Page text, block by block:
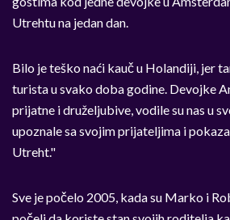
Utrehtu na jedan dan.
Bilo je teško naći kauč u Holandiji, jer
turista u svako doba godine. Devojke
prijatne i druželjubive, vodile su nas u
upoznale sa svojim prijateljima i
Utreht."
Sve je počelo 2005, kada su Marko i